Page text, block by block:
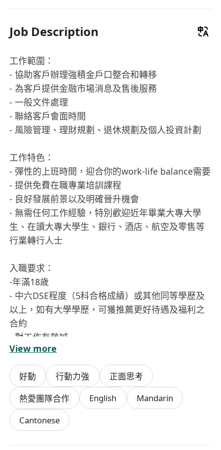
Job Description
工作範圍：
- 協助客戶辦理強積金戶口整合和轉移
- 為客戶提供金融市場消息及售後服務
- 一般文件處理
- 聯絡客戶會面時間
- 風險管理、理財規劃、退休規劃及個人投資計劃
工作特色：
- 彈性的上班時間，迎合你的work-life balance需要
- 提供免費在職專業培訓課程
- 良好發展前景以及明確晉升機會
- 無需任何工作經驗，特別歡迎近年畢業大專大學
生、在讀大專大學生、銀行、酒店、航空及零售等
行業轉行人士
入職要求：
-年滿18歲
- 中六DSE程度（5科合格成績）或其他同等學歷及
以上，如有大學學歷，可獲推薦更好待遇及福利之
合約
- 對工作有熱誠
- 歡迎在學大學生、應屆畢業生、銀行、酒店、航空
及零售等行業轉行人士
- 經驗不拘，具銀行及金融服務業經驗者更佳
工作福利：
- 每月營業津貼
- 豐厚固定佣金及特別額外佣金
View more
好動 行動力強
正面思考
熱愛團隊合作
English
Mandarin
Cantonese